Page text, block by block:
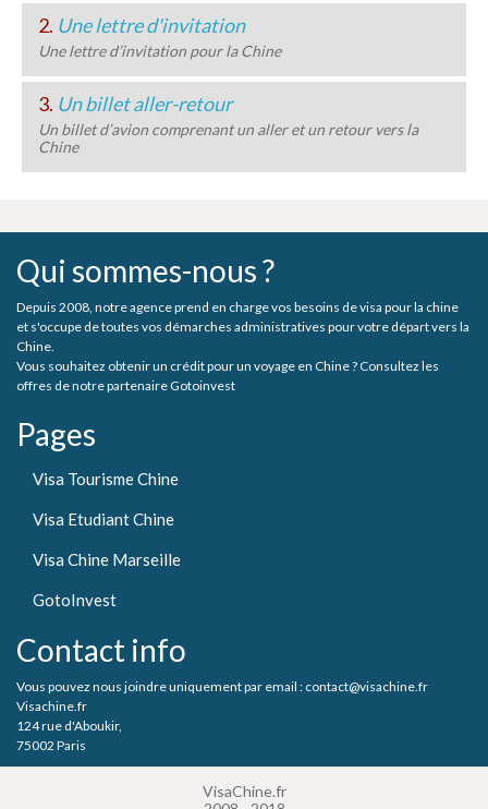
2. Une lettre d'invitation
Une lettre d’invitation pour la Chine
3. Un billet aller-retour
Un billet d’avion comprenant un aller et un retour vers la
Chine
Qui sommes-nous ?
Depuis 2008, notre agence prend en charge vos besoins de visa pour la chine
et s'occupe de toutes vos démarches administratives pour votre départ vers la
Chine.
Vous souhaitez obtenir un crédit pour un voyage en Chine ? Consultez les
offres de notre partenaire Gotoinvest
Pages
Visa Tourisme Chine
Visa Etudiant Chine
Visa Chine Marseille
GotoInvest
Contact info
Vous pouvez nous joindre uniquement par email : contact@visachine.fr
Visachine.fr
124 rue d'Aboukir,
75002 Paris
VisaChine.fr